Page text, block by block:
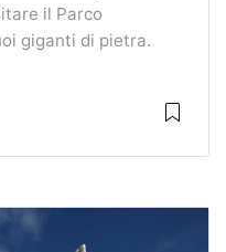
il Parco
giganti di pietra.